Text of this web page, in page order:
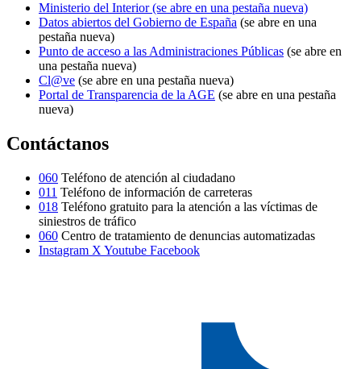
Ministerio del Interior(se abre en una pestaña nueva)
Datos abiertos del Gobierno de España (se abre en una
pestaña nueva)
Punto de acceso a las Administraciones Públicas (se abre en
una pestaña nueva)
Cl@ve (se abre en una pestaña nueva)
Portal de Transparencia de la AGE (se abre en una pestaña
nueva)
Contáctanos
060 Teléfono de atención al ciudadano
011 Teléfono de información de carreteras
018 Teléfono gratuito para la atención a las víctimas de
siniestros de tráfico
060 Centro de tratamiento de denuncias automatizadas
Instagram X Youtube Facebook